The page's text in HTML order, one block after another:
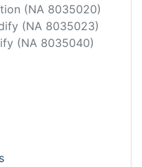
(NA 8035020)
(NA 8035023)
(NA 8035040)